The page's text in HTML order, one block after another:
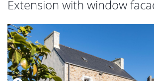
Extension with window